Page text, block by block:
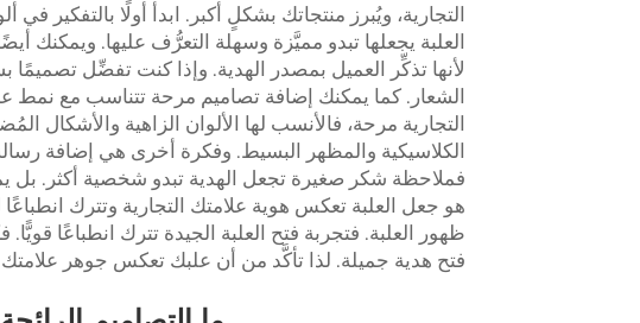
التجارية، ويُبرز منتجاتك بشكلٍ أكبر. ابدأ أولًا بالتفكير
العلبة يجعلها تبدو مميَّزة وسهلة التعرُّف عليها. ويمكنك
لأنها تذكِّر العميل بمصدر الهدية. وإذا كنت تفضِّل
الشعار. كما يمكنك إضافة تصاميم مرحة تتناسب مع نمط
التجارية مرحة، فالأنسب لها الألوان الزاهية والأشكال
الكلاسيكية والمظهر البسيط. وفكرة أخرى هي إضافة
فملاحظة شكر صغيرة تجعل الهدية تبدو شخصية أكثر. بل
هو جعل العلبة تعكس هوية علامتك التجارية وتترك
ظهور العلبة. فتجربة فتح العلبة الجيدة تترك انطباعًا
فتح هدية جميلة. لذا تأكَّد من أن علبك تعكس جوهر علامتك